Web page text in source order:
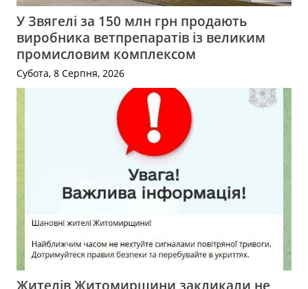
У Звягелі за 150 млн грн продають
виробника ветпрепаратів із великим
промисловим комплексом
Субота, 8 Серпня, 2026
Жителів Житомирщини закликали не